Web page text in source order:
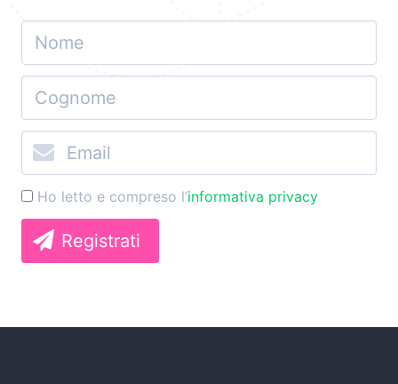
Ho letto e compreso l’informativa privacy
Registrati